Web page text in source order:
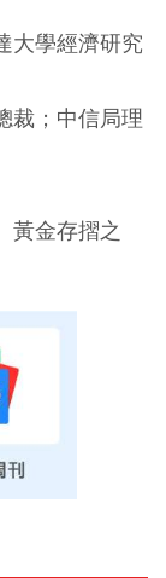
大學經濟研究
裁；中信局理
黃金存摺之